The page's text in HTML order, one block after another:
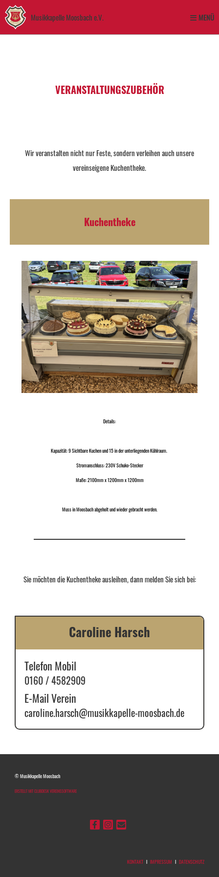
Musikkapelle Moosbach e.V. MENÜ
VERANSTALTUNGSZUBEHÖR
Wir veranstalten nicht nur Feste, sondern verleihen auch unsere
vereinseigene Kuchentheke.
Kuchentheke
Details:
Kapazität: 9 Sichtbare Kuchen und 15 in der unterliegenden Kühlraum.
Stromanschluss: 230V Schuko-Stecker
Maße: 2100mm x 1200mm x 1200mm
Muss in Moosbach abgeholt und wieder gebracht werden.
Sie möchten die Kuchentheke ausleihen, dann melden Sie sich bei:
Caroline Harsch
Telefon Mobil
0160 / 4582909
E-Mail Verein
caroline.harsch@musikkapelle-moosbach.de
© Musikkapelle Moosbach
ERSTELLT MIT CLUBDESK VEREINSSOFTWARE
KONTAKT I IMPRESSUM I DATENSCHUTZ